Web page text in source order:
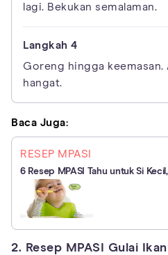
lagi. Bekukan semalaman.
Goreng hingga keemasan.
hangat.
Baca Juga:
RESEP MPASI
6 Resep MPASI Tahu untuk Si
2. Resep MPASI Gulai